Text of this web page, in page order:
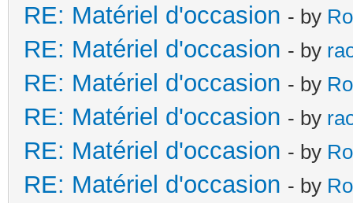
RE: Matériel d'occasion - by
RE: Matériel d'occasion - by
RE: Matériel d'occasion - by
RE: Matériel d'occasion - by
RE: Matériel d'occasion - by
RE: Matériel d'occasion - by